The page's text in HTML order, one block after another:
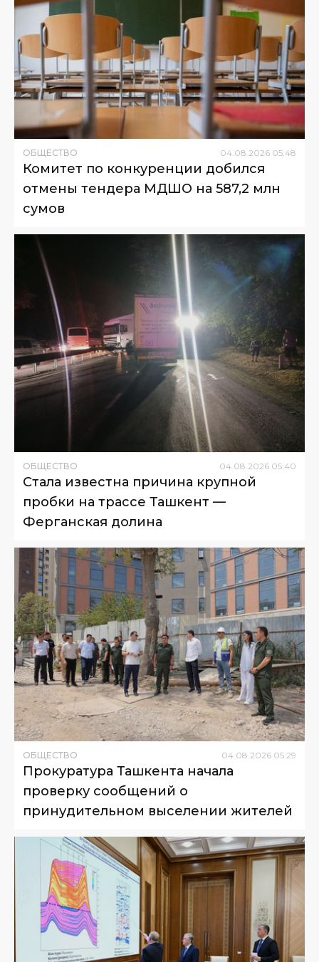
ОБЩЕСТВО 04.08.2026 05:48
Комитет по конкуренции добился
отмены тендера МДШО на 587,2 млн
сумов
ОБЩЕСТВО 04.08.2026 05:40
Стала известна причина крупной
пробки на трассе Ташкент —
Ферганская долина
ОБЩЕСТВО 04 08 2026 05:29
Прокуратура Ташкента начала
проверку сообщений о
принудительном выселении жителей